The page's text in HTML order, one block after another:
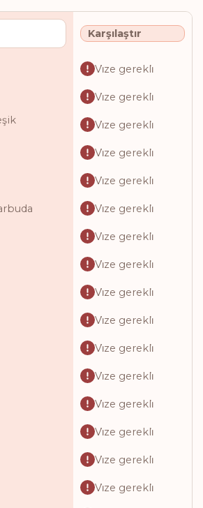
Karşılaştır
Vi̇ze gerekli̇
Vi̇ze gerekli̇
Vi̇ze gerekli̇
Vi̇ze gerekli̇
Vi̇ze gerekli̇
Vi̇ze gerekli̇
Vi̇ze gerekli̇
Vi̇ze gerekli̇
Vi̇ze gerekli̇
Vi̇ze gerekli̇
Vi̇ze gerekli̇
Vi̇ze gerekli̇
Vi̇ze gerekli̇
Vi̇ze gerekli̇
Vi̇ze gerekli̇
Vi̇ze gerekli̇